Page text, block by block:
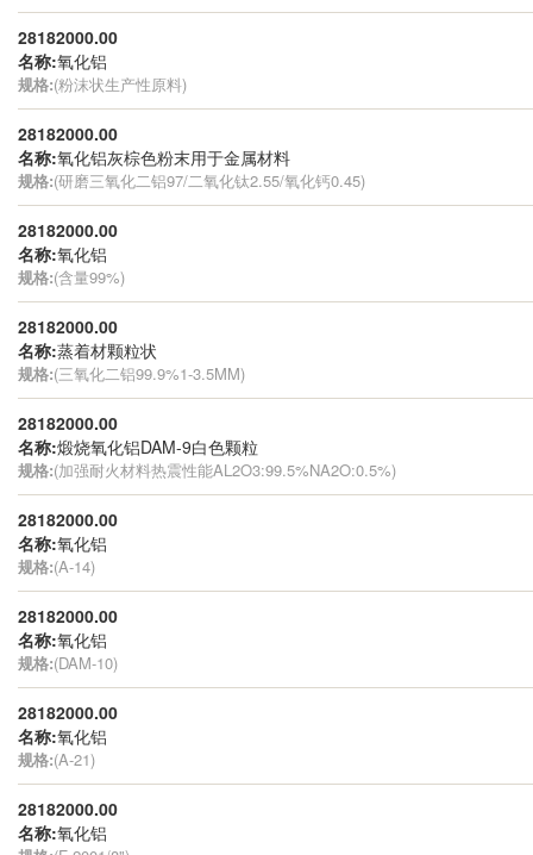
28182000.00
名称:氧化铝
规格:(粉沫状生产性原料)
28182000.00
名称:氧化铝灰棕色粉末用于金属材料
规格:(研磨三氧化二铝97/二氧化钛2.55/氧化钙0.45)
28182000.00
名称:氧化铝
规格:(含量99%)
28182000.00
名称:蒸着材颗粒状
规格:(三氧化二铝99.9%1-3.5MM)
28182000.00
名称:煅烧氧化铝DAM-9白色颗粒
规格:(加强耐火材料热震性能AL2O3:99.5%NA2O:0.5%)
28182000.00
名称:氧化铝
规格:(A-14)
28182000.00
名称:氧化铝
规格:(DAM-10)
28182000.00
名称:氧化铝
规格:(A-21)
28182000.00
名称:氧化铝